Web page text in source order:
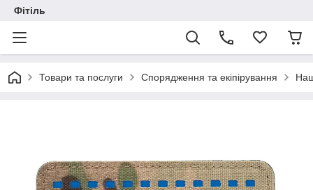
Фітіль
Товари та послуги Спорядження та екіпірування